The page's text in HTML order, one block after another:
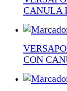
CANULA
CON